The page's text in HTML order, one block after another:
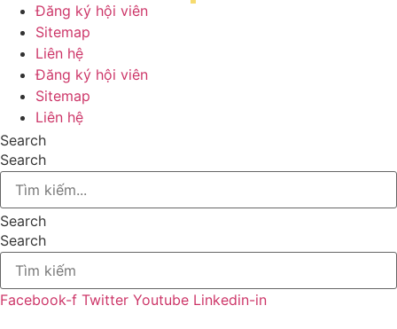
Đăng ký hội viên
Sitemap
Liên hệ
Đăng ký hội viên
Sitemap
Liên hệ
Search
Search
Search
Search
Facebook-f Twitter Youtube Linkedin-in